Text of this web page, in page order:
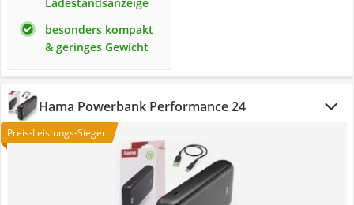
besonders kompakt
& geringes Gewicht
Hama Powerbank Performance 24
Preis-Leistungs-Sieger